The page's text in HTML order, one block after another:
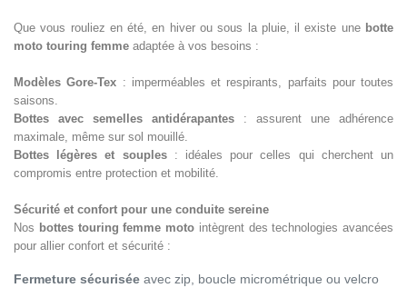
Que vous rouliez en été, en hiver ou sous la pluie, il existe une botte
moto touring femme adaptée à vos besoins :
Modèles Gore-Tex : imperméables et respirants, parfaits pour toutes
saisons.
Bottes avec semelles antidérapantes : assurent une adhérence
maximale, même sur sol mouillé.
Bottes légères et souples: idéales pour celles qui cherchent un
compromis entre protection et mobilité.
Sécurité et confort pour une conduite sereine
Nos bottes touring femme moto intègrent des technologies avancées
pour allier confort et sécurité :
Fermeture sécurisée avec zip, boucle micrométrique ou velcro